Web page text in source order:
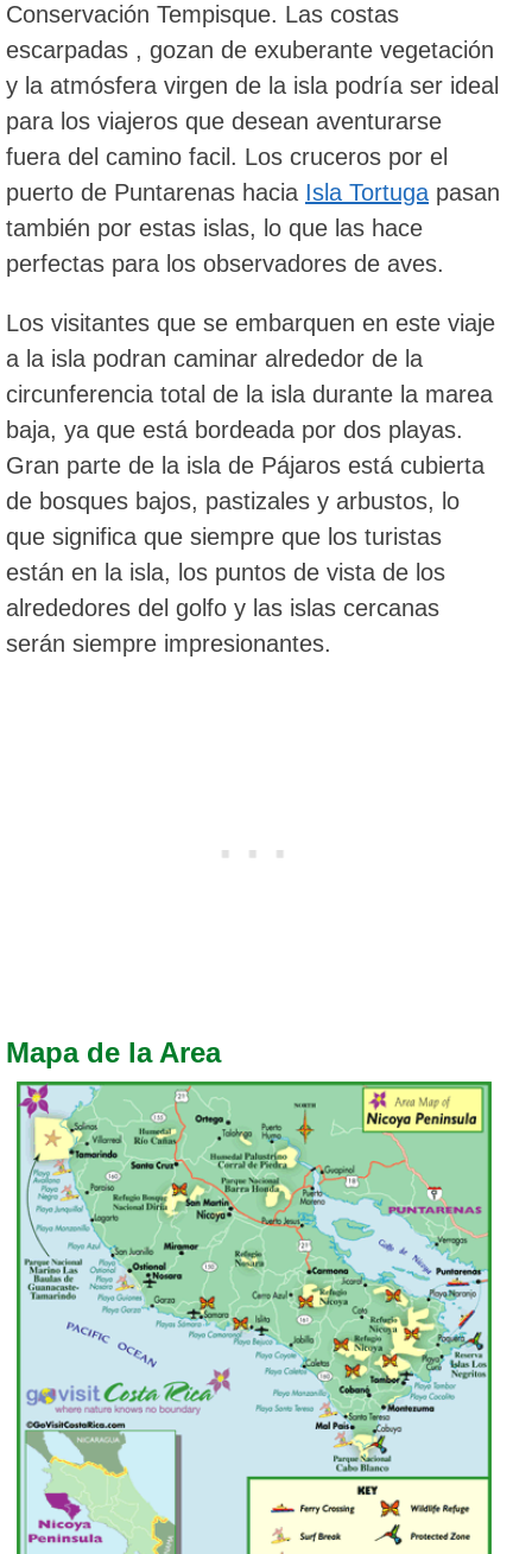
Conservación Tempisque. Las costas
escarpadas , gozan de exuberante vegetación
y la atmósfera virgen de la isla podría ser ideal
para los viajeros que desean aventurarse
fuera del camino facil. Los cruceros por el
puerto de Puntarenas hacia Isla Tortugapasan
también por estas islas, lo que las hace
perfectas para los observadores de aves.
Los visitantes que se embarquen en este viaje
a la isla podran caminar alrededor de la
circunferencia total de la isla durante la marea
baja, ya que está bordeada por dos playas.
Gran parte de la isla de Pájaros está cubierta
de bosques bajos, pastizales y arbustos, lo
que significa que siempre que los turistas
están en la isla, los puntos de vista de los
alrededores del golfo y las islas cercanas
serán siempre impresionantes.
Mapa de la Area